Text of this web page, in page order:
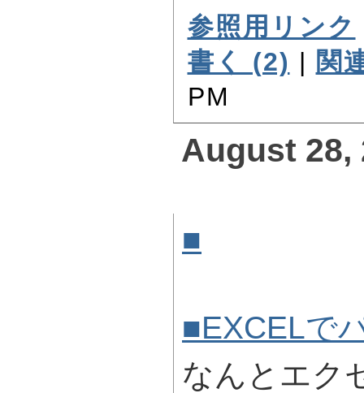
参照用リンク
書く (2) | 関
PM
August 28,
■
■EXCELで
なんとエク